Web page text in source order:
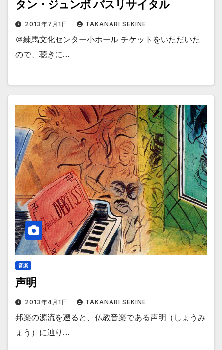
タン・ジュンボ バスリサイタル
2013年7月1日 TAKANARI SEKINE
＠練馬文化センター小ホール チケットをいただいた
ので、聴きに…
音楽
声明
2013年4月1日 TAKANARI SEKINE
邦楽の源流を遡ると、仏教音楽である声明（しょうみ
ょう）に辿り…